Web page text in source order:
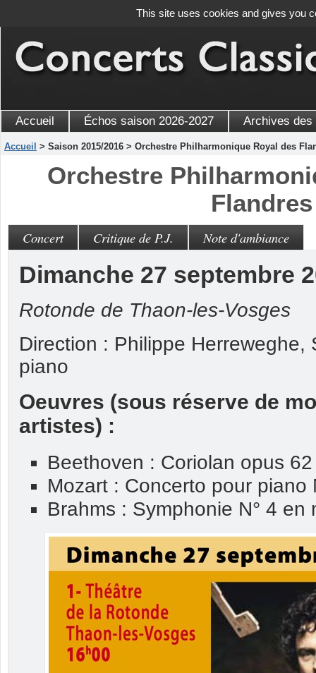
Accueil Échos saison 2026-2027 Archives des
Accueil > Saison 2015/2016 > Orchestre Philharmonique Royal des
Orchestre
Flandres
Concert Critique de P.J. Note d'ambiance
Dimanche 27 septembre
Rotonde de Thaon-les-Vosges
Direction : Philippe Herreweghe,
piano
Oeuvres (sous réserve de
artistes) :
Beethoven : Coriolan opus
Mozart : Concerto pour piano
Brahms : Symphonie N° 4 en
This site uses cookies and gives you